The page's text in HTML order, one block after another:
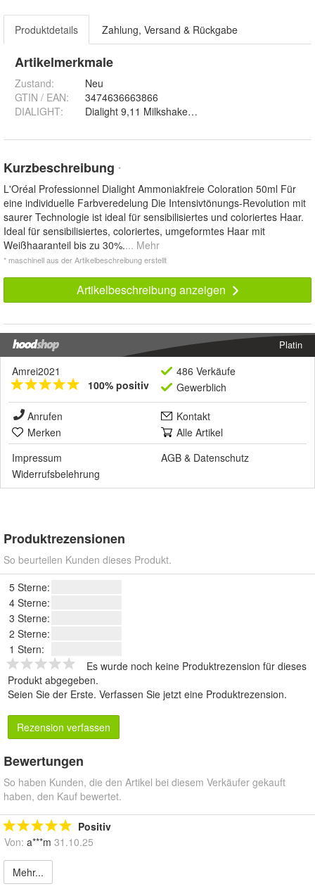
Produktdetails Zahlung, Versand & Rückgabe
Artikelmerkmale
Zustand:
Neu
GTIN / EAN:
3474636663866
DIALIGHT:
Kurzbeschreibung *
L'Oréal Professionnel Dialight Ammoniakfreie Coloration 50ml Für
eine individuelle Farbveredelung Die Intensivtönungs-Revolution mit
saurer Technologie ist ideal für sensibilisiertes und coloriertes Haar.
Ideal für sensibilisiertes, coloriertes, umgeformtes Haar mit
Weißhaaranteil bis zu 30%.... Mehr
* maschinell aus der Artikelbeschreibung erstellt
Artikelbeschreibung anzeigen
Platin
Amrei2021
100% positiv
486 Verkäufe
Gewerblich
Anrufen
Kontakt
Merken
Alle Artikel
Impressum
AGB & Datenschutz
Widerrufsbelehrung
Produktrezensionen
So beurteilen Kunden dieses Produkt.
5 Sterne:
4 Sterne:
3 Sterne:
2 Sterne:
1 Stern:
Es wurde noch keine Produktrezension für dieses
Produkt abgegeben.
Seien Sie der Erste. Verfassen Sie jetzt eine Produktrezension.
Rezension verfassen
Bewertungen
So haben Kunden, die den Artikel bei diesem Verkäufer gekauft
haben, den Kauf bewertet.
Positiv
Von: a***m 31.10.25
Mehr...